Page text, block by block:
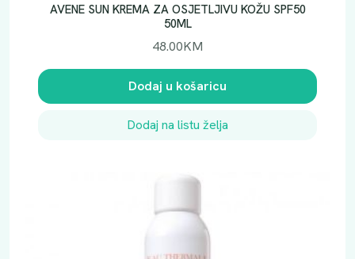
AVENE SUN KREMA ZA OSJETLJIVU KOŽU SPF50
50ML
48.00KM
Dodaj u košaricu
Dodaj na listu želja